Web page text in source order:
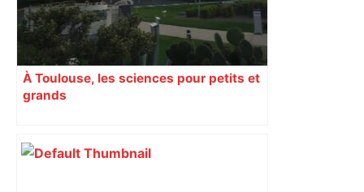
À Toulouse, les sciences pour petits et
grands